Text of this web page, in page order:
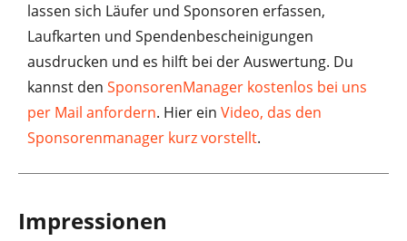
lassen sich Läufer und Sponsoren erfassen,
Laufkarten und Spendenbescheinigungen
ausdrucken und es hilft bei der Auswertung. Du
kannst den SponsorenManager kostenlos bei uns
per Mail anfordern. Hier ein Video, das den
Sponsorenmanager kurz vorstellt.
Impressionen